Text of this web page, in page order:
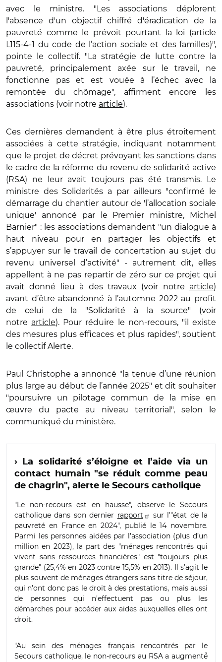
avec le ministre. "Les associations déplorent
l'absence d'un objectif chiffré d'éradication de la
pauvreté comme le prévoit pourtant la loi (article
L115-4-1 du code de l’action sociale et des familles)",
pointe le collectif. "La stratégie de lutte contre la
pauvreté, principalement axée sur le travail, ne
fonctionne pas et est vouée à l’échec avec la
remontée du chômage", affirment encore les
associations (voir notre article).
Ces dernières demandent à être plus étroitement
associées à cette stratégie, indiquant notamment
que le projet de décret prévoyant les sanctions dans
le cadre de la réforme du revenu de solidarité active
(RSA) ne leur avait toujours pas été transmis. Le
ministre des Solidarités a par ailleurs "confirmé le
démarrage du chantier autour de 'l’allocation sociale
unique' annoncé par le Premier ministre, Michel
Barnier" : les associations demandent "un dialogue à
haut niveau pour en partager les objectifs et
s’appuyer sur le travail de concertation au sujet du
revenu universel d’activité" - autrement dit, elles
appellent à ne pas repartir de zéro sur ce projet qui
avait donné lieu à des travaux (voir notre article)
avant d’être abandonné à l’automne 2022 au profit
de celui de la "Solidarité à la source" (voir
notre article). Pour réduire le non-recours, "il existe
des mesures plus efficaces et plus rapides", soutient
le collectif Alerte.
Paul Christophe a annoncé "la tenue d’une réunion
plus large au début de l’année 2025" et dit souhaiter
"poursuivre un pilotage commun de la mise en
œuvre du pacte au niveau territorial", selon le
communiqué du ministère.
› La solidarité s’éloigne et l’aide via un
contact humain "se réduit comme peau
de chagrin", alerte le Secours catholique
"Le non-recours est en hausse", observe le Secours
catholique dans son dernier rapport
sur l’"état de la
pauvreté en France en 2024", publié le 14 novembre.
Parmi les personnes aidées par l’association (plus d’un
million en 2023), la part des "ménages rencontrés qui
vivent sans ressources financières" est "toujours plus
grande" (25,4% en 2023 contre 15,5% en 2013). Il s’agit le
plus souvent de ménages étrangers sans titre de séjour,
qui n’ont donc pas le droit à des prestations, mais aussi
de personnes qui n’effectuent pas ou plus les
démarches pour accéder aux aides auxquelles elles ont
droit.
"Au sein des ménages français rencontrés par le
Secours catholique, le non-recours au RSA a augmenté́